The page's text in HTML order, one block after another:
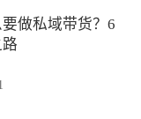
做私域带货？6